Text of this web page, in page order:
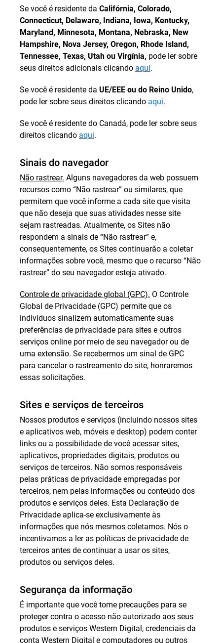
Se você é residente da Califórnia, Colorado,
Connecticut, Delaware, Indiana, Iowa, Kentucky,
Maryland, Minnesota, Montana, Nebraska, New
Hampshire, Nova Jersey, Oregon, Rhode Island,
Tennessee, Texas, Utah ou Virgínia, pode ler sobre
seus direitos adicionais clicando aqui.
Se você é residente da UE/EEE ou do Reino Unido,
pode ler sobre seus direitos clicando aqui.
Se você é residente do Canadá, pode ler sobre seus
direitos clicando aqui.
Sinais do navegador
Não rastrear. Alguns navegadores da web possuem
recursos como “Não rastrear” ou similares, que
permitem que você informe a cada site que visita
que não deseja que suas atividades nesse site
sejam rastreadas. Atualmente, os Sites não
respondem a sinais de “Não rastrear” e,
consequentemente, os Sites continuarão a coletar
informações sobre você, mesmo que o recurso “Não
rastrear” do seu navegador esteja ativado.
Controle de privacidade global (GPC). O Controle
Global de Privacidade (GPC) permite que os
indivíduos sinalizem automaticamente suas
preferências de privacidade para sites e outros
serviços online por meio de seu navegador ou de
uma extensão. Se recebermos um sinal de GPC
para cancelar o rastreamento do site, honraremos
essas solicitações.
Sites e serviços de terceiros
Nossos produtos e serviços (incluindo nossos sites
e aplicativos web, móveis e desktop) podem conter
links ou a possibilidade de você acessar sites,
aplicativos, propriedades digitais, produtos ou
serviços de terceiros. Não somos responsáveis
pelas práticas de privacidade empregadas por
terceiros, nem pelas informações ou conteúdo dos
produtos e serviços deles. Esta Declaração de
Privacidade aplica-se exclusivamente às
informações que nós mesmos coletamos. Nós o
incentivamos a ler as políticas de privacidade de
terceiros antes de continuar a usar os sites,
produtos ou serviços deles.
Segurança da informação
É importante que você tome precauções para se
proteger contra o acesso não autorizado aos seus
produtos e serviços Western Digital, credenciais da
conta Western Digital e computadores ou outros